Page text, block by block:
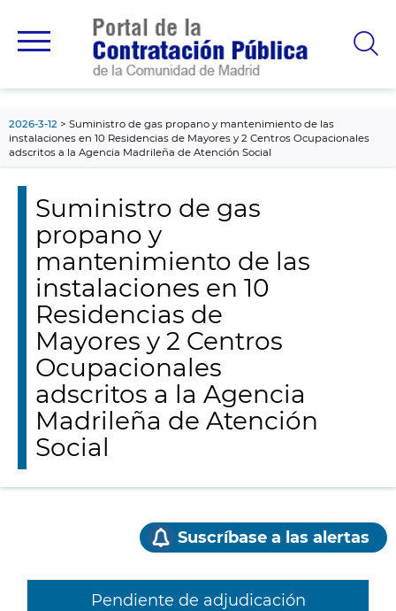
principal
2026-3-12
Suministro de gas propano y mantenimiento de las
instalaciones en 10 Residencias de Mayores y 2 Centros Ocupacionales
adscritos a la Agencia Madrileña de Atención Social
Suministro de gas
propano y
mantenimiento de las
instalaciones en 10
Residencias de
Mayores y 2 Centros
Ocupacionales
adscritos a la Agencia
Madrileña de Atención
Social
Suscríbase a las alertas
Pendiente de adjudicación